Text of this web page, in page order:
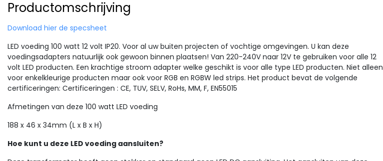
Productomschrijving
Download hier de specsheet
LED voeding 100 watt 12 volt IP20. Voor al uw buiten projecten of vochtige omgevingen. U kan deze
voedingsadapters natuurlijk ook gewoon binnen plaatsen! Van 220-240V naar 12V te gebruiken voor alle 12
volt LED producten. Een krachtige stroom adapter welke geschikt is voor alle type LED producten. Niet alleen
voor enkelkleurige producten maar ook voor RGB en RGBW led strips. Het product bevat de volgende
certificeringen: Certificeringen : CE, TUV, SELV, RoHs, MM, F, EN55015
Afmetingen van deze 100 watt LED voeding
188 x 46 x 34mm (L x B x H)
Hoe kunt u deze LED voeding aansluiten?